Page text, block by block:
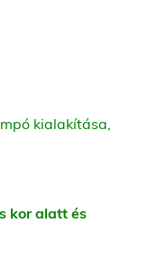
kialakítása,
kor alatt és